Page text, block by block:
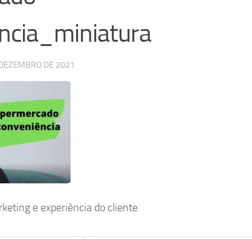
DE 2021
e experiência do cliente